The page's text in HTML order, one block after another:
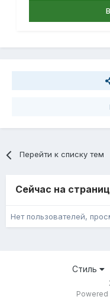
Перейти к списку тем
Сейчас на
Нет пользователей,
Стиль
Powered